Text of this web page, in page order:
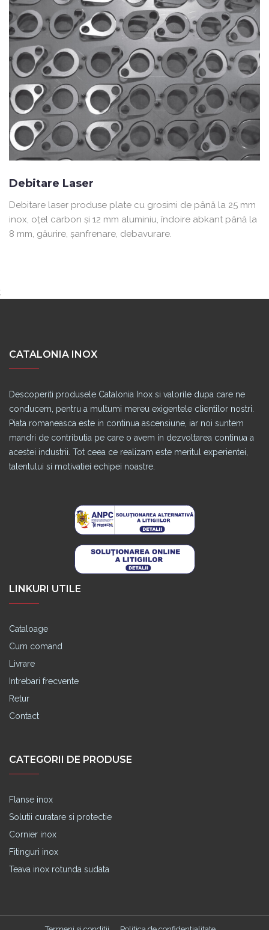
Debitare Laser
Debitare laser produse plate cu grosimi de până la 25 mm
inox, oţel carbon şi 12 mm aluminiu, îndoire abkant până la
8 mm, găurire, şanfrenare, debavurare.
;
CATALONIA INOX
Descoperiti produsele Catalonia Inox si valorile dupa care ne
conducem, pentru a multumi mereu exigentele clientilor nostri.
Piata romaneasca este in continua ascensiune, iar noi suntem
mandri de contributia pe care o avem in dezvoltarea continua a
acestei industrii. Tot ceea ce realizam este meritul experientei,
talentului si motivatiei echipei noastre.
LINKURI UTILE
Cataloage
Cum comand
Livrare
Intrebari frecvente
Retur
Contact
CATEGORII DE PRODUSE
Flanse inox
Solutii curatare si protectie
Cornier inox
Fitinguri inox
Teava inox rotunda sudata